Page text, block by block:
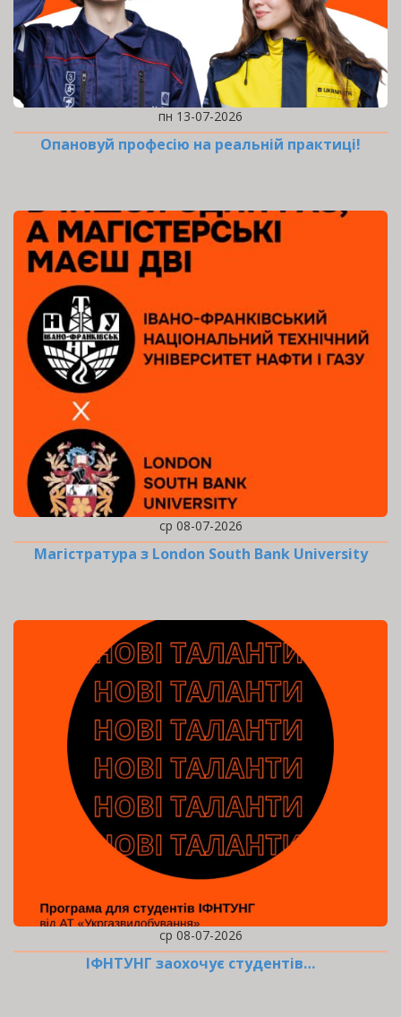
пн 13-07-2026
Опановуй професію на реальній практиці!
ср 08-07-2026
Магістратура з London South Bank University
ср 08-07-2026
ІФНТУНГ заохочує студентів…